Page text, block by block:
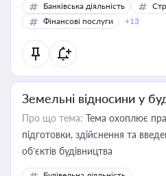
Банківська діяльність
Фінансові послуги
+13
Земельні відносини у
Про що тема: Тема охоплює
підготовки, здійснення та
об’єктів будівництва